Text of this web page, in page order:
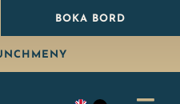
BOKA BORD